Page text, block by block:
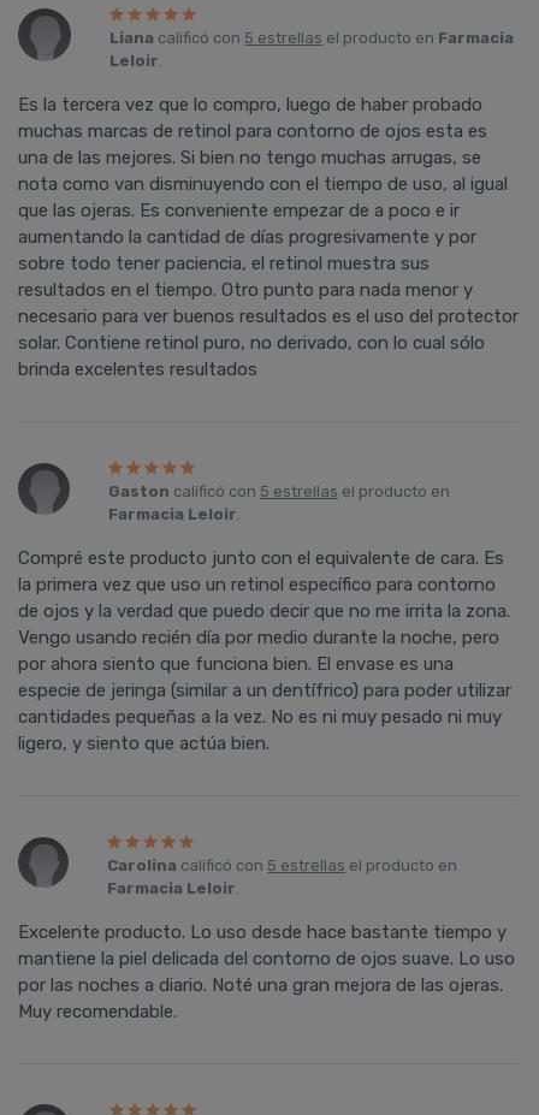
Liana calificó con 5 estrellas el producto en Farmacia
Leloir.
Es la tercera vez que lo compro, luego de haber probado
muchas marcas de retinol para contorno de ojos esta es
una de las mejores. Si bien no tengo muchas arrugas, se
nota como van disminuyendo con el tiempo de uso, al igual
que las ojeras. Es conveniente empezar de a poco e ir
aumentando la cantidad de días progresivamente y por
sobre todo tener paciencia, el retinol muestra sus
resultados en el tiempo. Otro punto para nada menor y
necesario para ver buenos resultados es el uso del protector
solar. Contiene retinol puro, no derivado, con lo cual sólo
brinda excelentes resultados
Gaston calificó con 5 estrellas el producto en
Farmacia Leloir.
Compré este producto junto con el equivalente de cara. Es
la primera vez que uso un retinol específico para contorno
de ojos y la verdad que puedo decir que no me irrita la zona.
Vengo usando recién día por medio durante la noche, pero
por ahora siento que funciona bien. El envase es una
especie de jeringa (similar a un dentífrico) para poder utilizar
cantidades pequeñas a la vez. No es ni muy pesado ni muy
ligero, y siento que actúa bien.
Carolina calificó con 5 estrellas el producto en
Farmacia Leloir.
Excelente producto. Lo uso desde hace bastante tiempo y
mantiene la piel delicada del contorno de ojos suave. Lo uso
por las noches a diario. Noté una gran mejora de las ojeras.
Muy recomendable.